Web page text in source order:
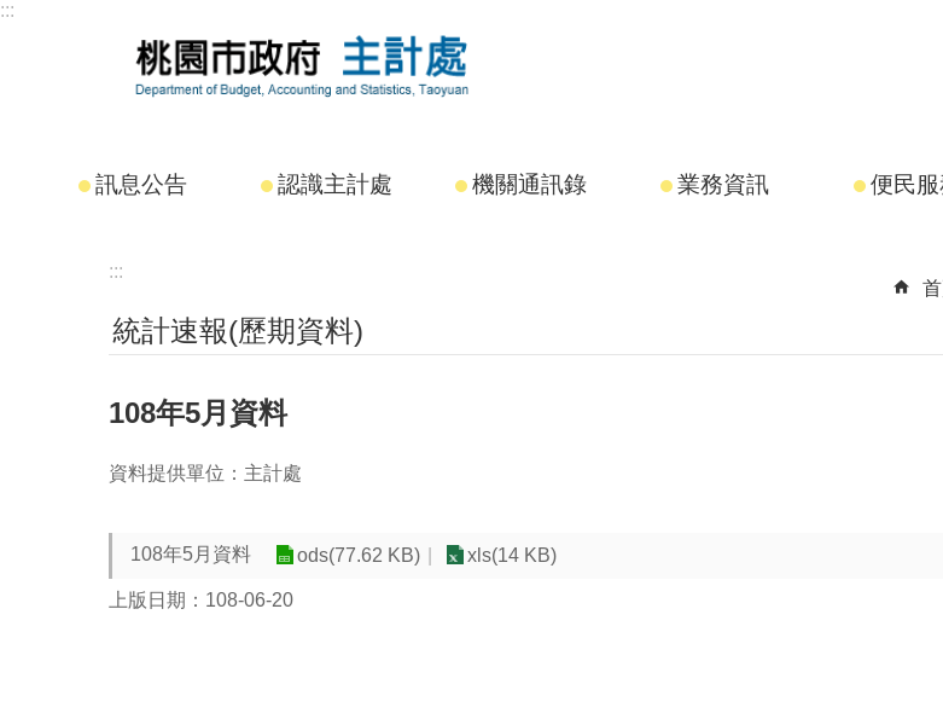
跳到主要內容區塊
:::
訊息公告 認識主計處 機關通訊錄 業務資訊 便民服
:::
統計速報(歷期資料)
108年5月資料
資料提供單位：主計處
108年5月資料 ods(77.62 KB) xls(14 KB)
上版日期：108-06-20